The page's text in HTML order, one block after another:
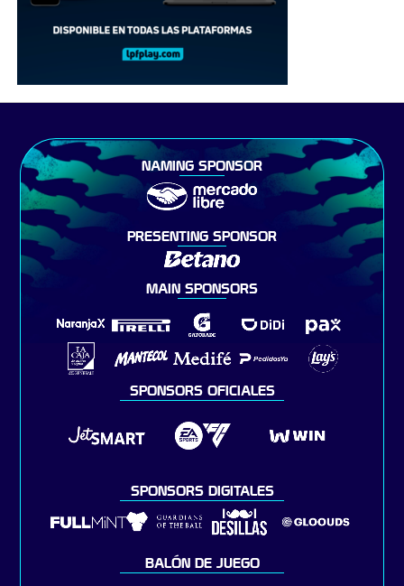
NAMING SPONSOR
PRESENTING SPONSOR
MAIN SPONSORS
SPONSORS OFICIALES
SPONSORS DIGITALES
BALÓN DE JUEGO